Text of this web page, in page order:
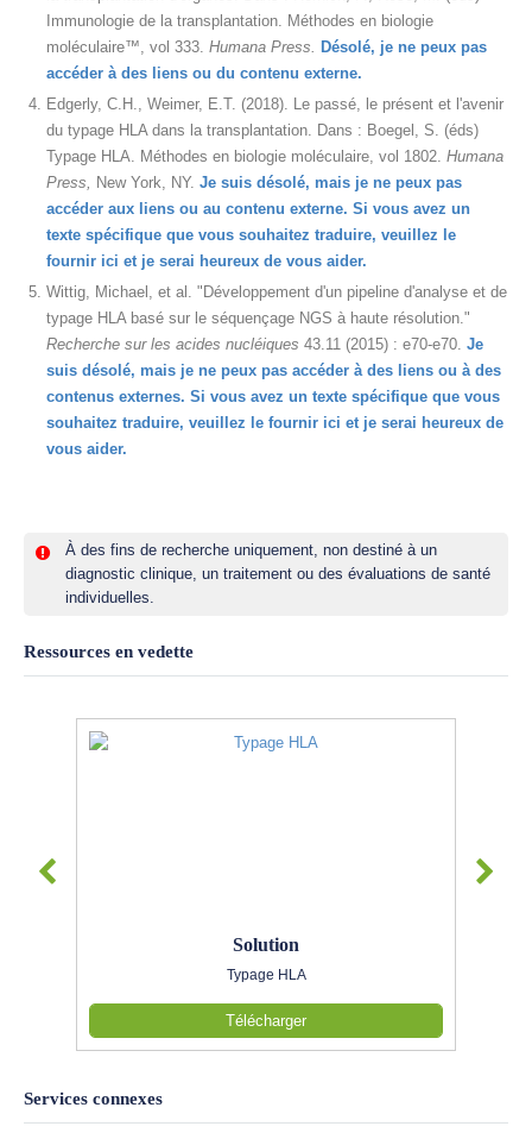
Immunologie de la transplantation. Méthodes en biologie
moléculaire™, vol 333. Humana Press. Désolé, je ne peux pas
accéder à des liens ou du contenu externe.
Edgerly, C.H., Weimer, E.T. (2018). Le passé, le présent et l'avenir
du typage HLA dans la transplantation. Dans : Boegel, S. (éds)
Typage HLA. Méthodes en biologie moléculaire, vol 1802. Humana
Press, New York, NY. Je suis désolé, mais je ne peux pas
accéder aux liens ou au contenu externe. Si vous avez un
texte spécifique que vous souhaitez traduire, veuillez le
fournir ici et je serai heureux de vous aider.
Wittig, Michael, et al. "Développement d'un pipeline d'analyse et de
typage HLA basé sur le séquençage NGS à haute résolution."
Recherche sur les acides nucléiques 43.11 (2015) : e70-e70. Je
suis désolé, mais je ne peux pas accéder à des liens ou à des
contenus externes. Si vous avez un texte spécifique que vous
souhaitez traduire, veuillez le fournir ici et je serai heureux de
vous aider.
À des fins de recherche uniquement, non destiné à un
diagnostic clinique, un traitement ou des évaluations de santé
individuelles.
Ressources en vedette
Solution
Typage HLA
Télécharger
Services connexes